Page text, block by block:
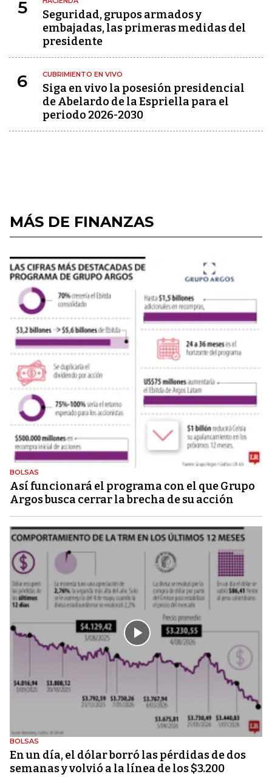
5
Seguridad, grupos armados y
embajadas, las primeras medidas del
presidente
6 CUBRIMIENTO EN VIVO
Siga en vivo la posesión presidencial
de Abelardo de la Espriella para el
periodo 2026-2030
MÁS DE FINANZAS
BOLSAS
Así funcionará el programa con el que Grupo
Argos busca cerrar la brecha de su acción
BOLSAS
En un día, el dólar borró las pérdidas de dos
semanas y volvió a la línea de los $3.200